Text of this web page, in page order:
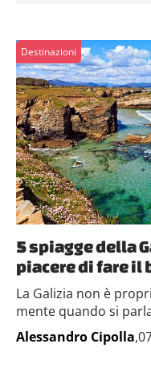
Destinazioni
5 spiagge della
piacere di fare il
La Galizia non è
mente quando si
Alessandro Cipolla